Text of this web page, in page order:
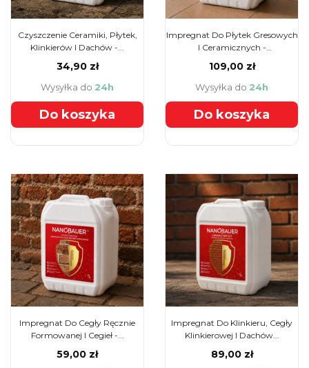
Czyszczenie Ceramiki, Płytek,
Klinkierów I Dachów -...
34,90 zł
Wysyłka do 24h
Do koszyka
Impregnat Do Płytek Gresowych
I Ceramicznych -
NANOBAUER®...
109,00 zł
Wysyłka do 24h
Do koszyka
Impregnat Do Cegły Ręcznie
Formowanej I Cegieł -...
59,00 zł
Impregnat Do Klinkieru, Cegły
Klinkierowej I Dachów...
89,00 zł